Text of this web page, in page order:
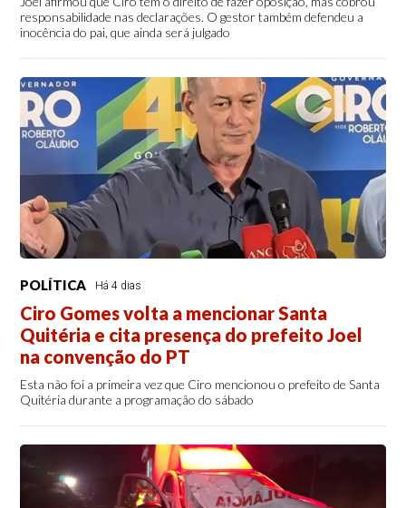
responsabilidade nas declarações. O gestor também defendeu a
inocência do pai, que ainda será julgado
POLÍTICA Há 4 dias
Ciro Gomes volta a mencionar Santa
Quitéria e cita presença do prefeito Joel
na convenção do PT
Esta não foi a primeira vez que Ciro mencionou o prefeito de Santa
Quitéria durante a programação do sábado